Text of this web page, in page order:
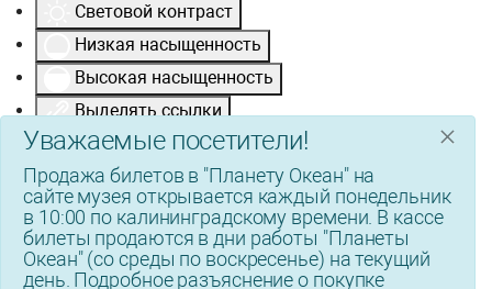
Световой контраст
Низкая насыщенность
Высокая насыщенность
Выделять ссылки
Выделить заголовки
Программа чтения с экрана
Режим чтения
Масштабирование содержимого 100 %
Размер шрифта 100%
×
info
Уважаемые посетители!
Продажа билетов в "Планету Океан" на
сайте музея открывается каждый понедельник
в 10:00 по калининградскому времени. В кассе
билеты продаются в дни работы "Планеты
Океан" (со среды по воскресенье) на текущий
день. Подробное разъяснение о покупке